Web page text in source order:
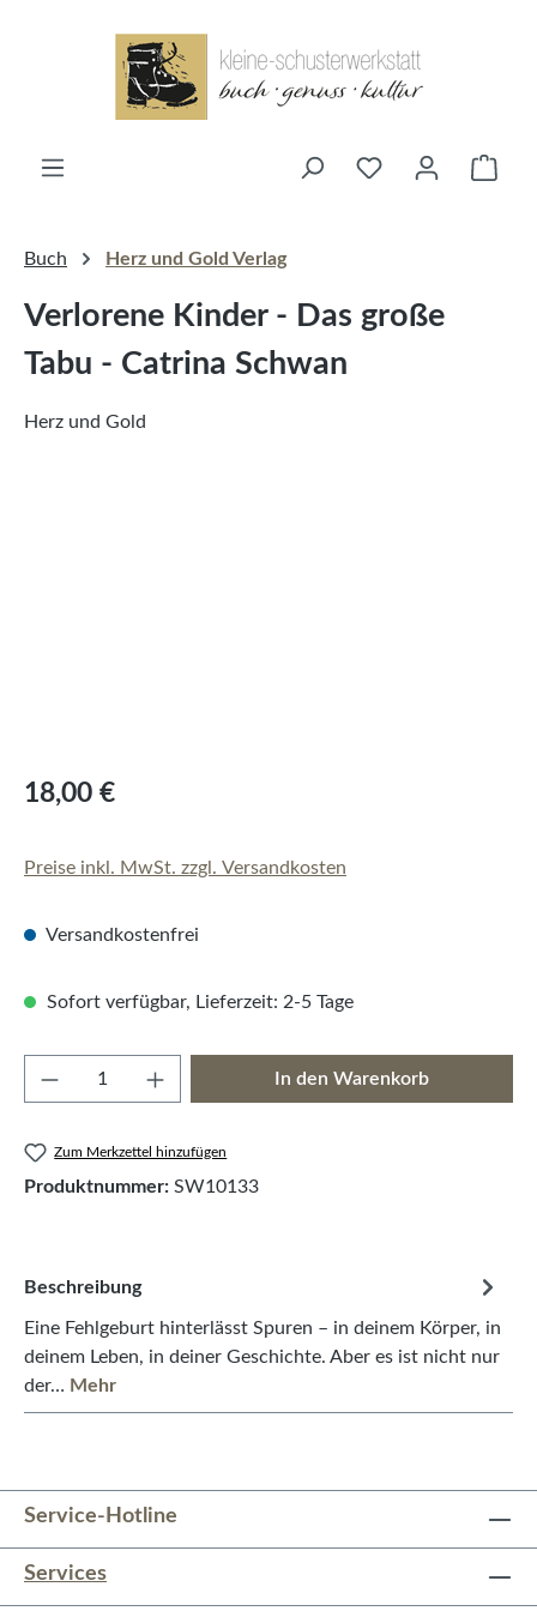
Buch Herz und Gold Verlag
Verlorene Kinder - Das große
Tabu - Catrina Schwan
Herz und Gold
18,00 €
Preise inkl. MwSt. zzgl. Versandkosten
Versandkostenfrei
Sofort verfügbar, Lieferzeit: 2-5 Tage
Produkt Anzahl: Gib den gewünschten
In den Warenkorb
Zum Merkzettel hinzufügen
Produktnummer: SW10133
Beschreibung
Eine Fehlgeburt hinterlässt Spuren – in deinem Körper, in
deinem Leben, in deiner Geschichte. Aber es ist nicht nur
der… Mehr
Service-Hotline
Services